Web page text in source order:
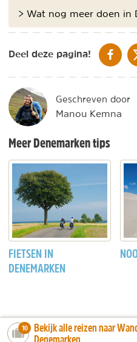
> Wat nog meer doen in
Deel deze pagina! DELEN
Geschreven door
Manou Kemna
Meer Denemarken tips
FIETSEN IN
DENEMARKEN
number_of_trips:
10
Bekijk alle reizen naar
Denemarken